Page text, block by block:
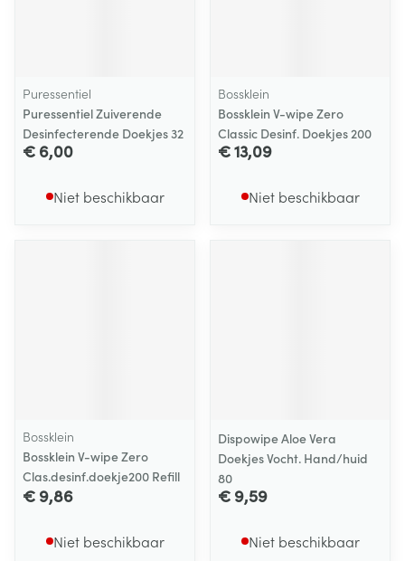
Puressentiel
Puressentiel Zuiverende
Desinfecterende Doekjes 32
€ 6,00
Niet beschikbaar
Bossklein
Bossklein V-wipe Zero
Classic Desinf. Doekjes 200
€ 13,09
Niet beschikbaar
Bossklein
Bossklein V-wipe Zero
Clas.desinf.doekje200 Refill
€ 9,86
Niet beschikbaar
Dispowipe Aloe Vera
Doekjes Vocht. Hand/huid
80
€ 9,59
Niet beschikbaar